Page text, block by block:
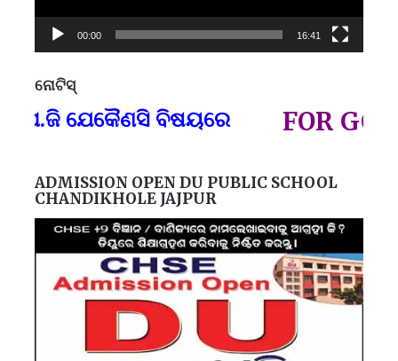
00:00 16:41
ନୋଟିସ୍
ଯେକୈଣସି ବିଷୟରେ FOR GOVT
ADMISSION OPEN DU PUBLIC SCHOOL
CHANDIKHOLE JAJPUR